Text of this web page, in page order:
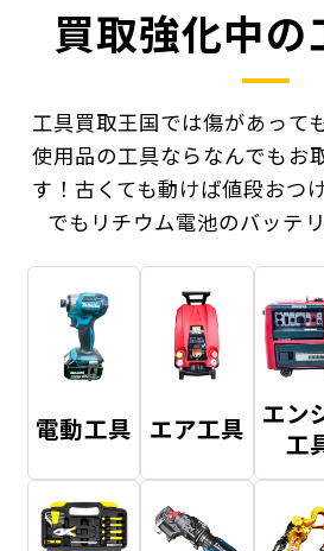
買取強化中の
工具買取王国では傷があって
使用品の工具ならなんでもお
す！ 古くても動けば値段おつ
でもリチウム電池のバッテ
電動工具 エア工具 エン
工